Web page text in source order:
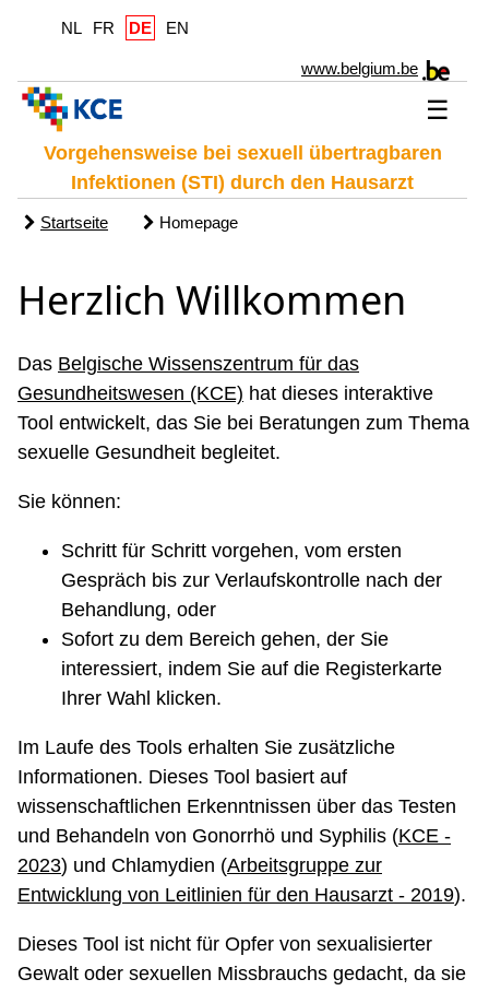
NL FR DE EN
www.belgium.be
☰
Vorgehensweise bei sexuell übertragbaren
Infektionen (STI) durch den Hausarzt
Startseite Homepage
Herzlich Willkommen
Das Belgische Wissenszentrum für das
Gesundheitswesen (KCE) hat dieses interaktive
Tool entwickelt, das Sie bei Beratungen zum Thema
sexuelle Gesundheit begleitet.
Sie können:
Schritt für Schritt vorgehen, vom ersten
Gespräch bis zur Verlaufskontrolle nach der
Behandlung, oder
Sofort zu dem Bereich gehen, der Sie
interessiert, indem Sie auf die Registerkarte
Ihrer Wahl klicken.
Im Laufe des Tools erhalten Sie zusätzliche
Informationen. Dieses Tool basiert auf
wissenschaftlichen Erkenntnissen über das Testen
und Behandeln von Gonorrhö und Syphilis (KCE -
2023) und Chlamydien (Arbeitsgruppe zur
Entwicklung von Leitlinien für den Hausarzt - 2019).
Dieses Tool ist nicht für Opfer von sexualisierter
Gewalt oder sexuellen Missbrauchs gedacht, da sie